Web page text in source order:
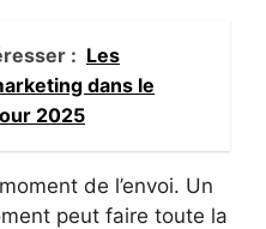
: Les
dans le
2025
de l’envoi. Un
peut faire toute la